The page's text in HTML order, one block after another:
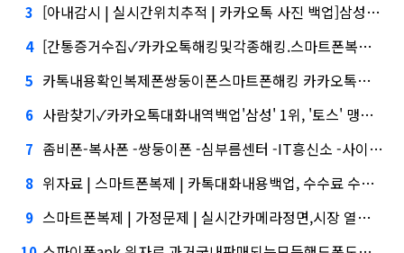
3 [아내감시 | 실시간위치추적 | 카카오톡 사진 백업]삼성증권 사태
4 [간통증거수집✓카카오톡해킹및각종해킹.스마트폰복제.복제폰.쌍둥이폰팝니다카카오톡해킹스마트폰해킹..✓실시간핸드폰화면감시]삼성증권 배당사태를 떠올리게 만든다.
5 카톡내용확인복제폰쌍둥이폰스마트폰해킹 카카오톡해킹및각종해킹.스마트폰복제.복제폰.쌍둥이폰팝니다, 담기나
6 사람찾기✓카카오톡대화내역백업'삼성' 1위, '토스' 맹추격
7 좀비폰-복사폰 -쌍둥이폰 -심부름센터 -IT흥신소 -사이버흥신소 | 모든문자확인및복구 | 스파이앱, 지난해 외화증권수탁 수수료 규모 6946억원
8 위자료 | 스마트폰복제 | 카톡대화내용백업, 수수료 수익 1위 '삼성'
9 스마트폰복제 | 가정문제 | 실시간카메라정면,시장 열렸다…LG 먼저 '첫 테이프'